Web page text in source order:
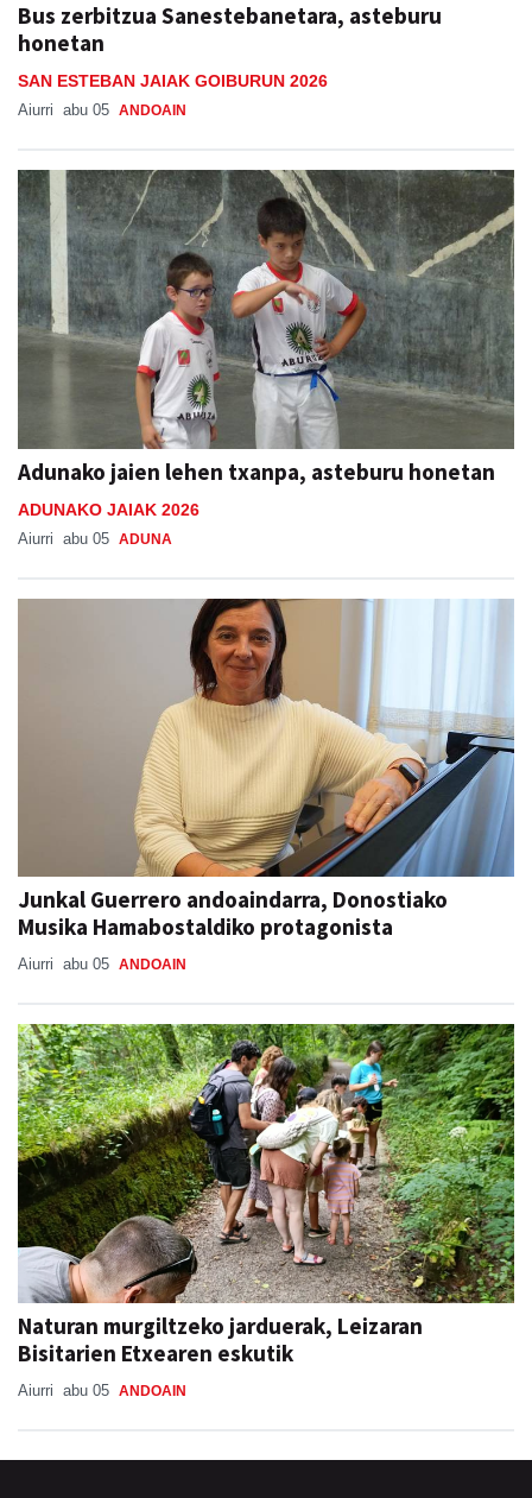
Bus zerbitzua Sanestebanetara, asteburu
honetan
SAN ESTEBAN JAIAK GOIBURUN 2026
Aiurri abu 05 ANDOAIN
Adunako jaien lehen txanpa, asteburu honetan
ADUNAKO JAIAK 2026
Aiurri abu 05 ADUNA
Junkal Guerrero andoaindarra, Donostiako
Musika Hamabostaldiko protagonista
Aiurri abu 05 ANDOAIN
Naturan murgiltzeko jarduerak, Leizaran
Bisitarien Etxearen eskutik
Aiurri abu 05 ANDOAIN